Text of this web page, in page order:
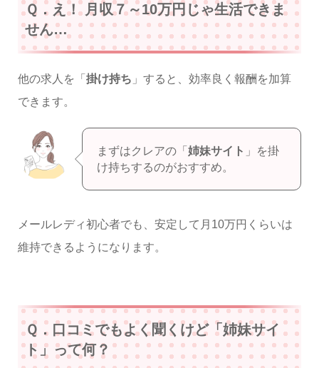
Ｑ．え！ 月収７～10万円じゃ生活できま
せん…
他の求人を「 掛け持ち 」すると、効率良く報酬を加算
できます。
まずはクレアの「 姉妹サイト 」を掛
け持ちするのがおすすめ。
メールレディ初心者でも、安定して月10万円くらいは
維持できるようになります。
Ｑ．口コミでもよく聞くけど「姉妹サイ
ト」って何？